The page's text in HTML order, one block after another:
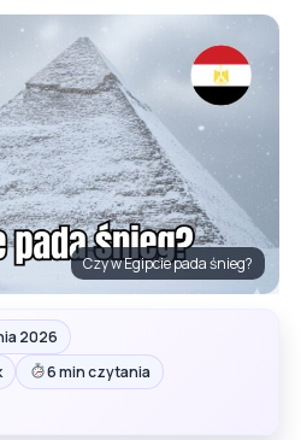
Czy w Egipcie pada śnieg?
2026
6 min czytania